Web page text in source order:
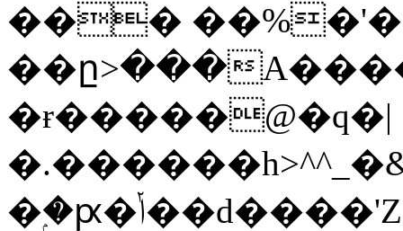
���
��ը>���
�ɍ�����@�q�|
�ۭ�ԗ�ݳ��d����'Z����>!pQ}